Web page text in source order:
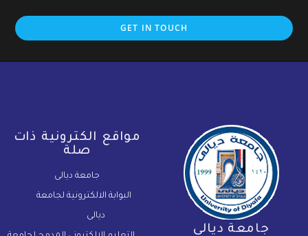
GET IN TOUCH
جامعة ديالى
مواقع الكترونية ذات
صلة
جامعة ديالى
البوابة الالكترونية لجامعة
ديالى